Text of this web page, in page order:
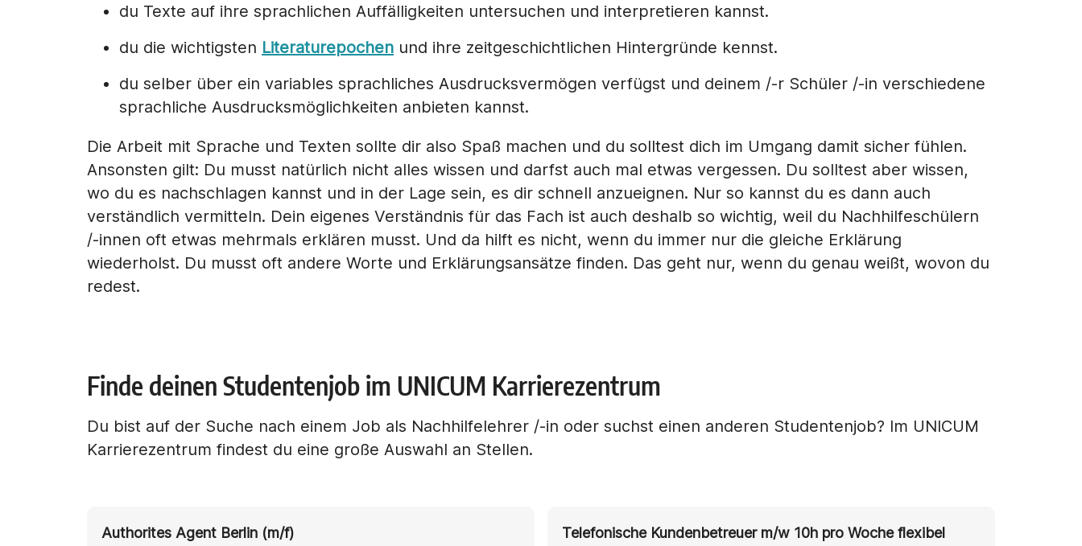
du Texte auf ihre sprachlichen Auffälligkeiten untersuchen und interpretieren kannst.
du die wichtigsten Literaturepochen und ihre zeitgeschichtlichen Hintergründe kennst.
du selber über ein variables sprachliches Ausdrucksvermögen verfügst und deinem /-r Schüler /-in verschiedene
sprachliche Ausdrucksmöglichkeiten anbieten kannst.
Die Arbeit mit Sprache und Texten sollte dir also Spaß machen und du solltest dich im Umgang damit sicher fühlen.
Ansonsten gilt: Du musst natürlich nicht alles wissen und darfst auch mal etwas vergessen. Du solltest aber wissen,
wo du es nachschlagen kannst und in der Lage sein, es dir schnell anzueignen. Nur so kannst du es dann auch
verständlich vermitteln. Dein eigenes Verständnis für das Fach ist auch deshalb so wichtig, weil du Nachhilfeschülern
/-innen oft etwas mehrmals erklären musst. Und da hilft es nicht, wenn du immer nur die gleiche Erklärung
wiederholst. Du musst oft andere Worte und Erklärungsansätze finden. Das geht nur, wenn du genau weißt, wovon du
redest.
Finde deinen Studentenjob im UNICUM Karrierezentrum
Du bist auf der Suche nach einem Job als Nachhilfelehrer /-in oder suchst einen anderen Studentenjob? Im UNICUM
Karrierezentrum findest du eine große Auswahl an Stellen.
Authorites Agent Berlin (m/f)
Telefonische Kundenbetreuer m/w 10h pro Woche flexibel